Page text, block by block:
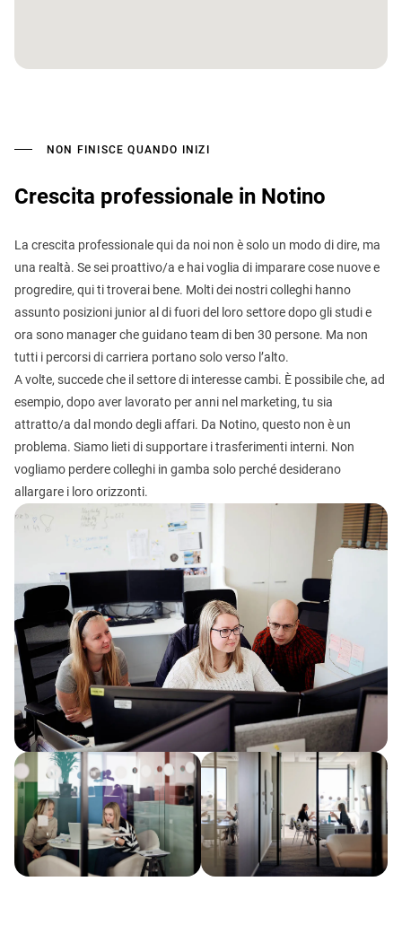
NON FINISCE QUANDO INIZI
Crescita professionale in Notino
La crescita professionale qui da noi non è solo un modo di dire, ma
una realtà. Se sei proattivo/a e hai voglia di imparare cose nuove e
progredire, qui ti troverai bene. Molti dei nostri colleghi hanno
assunto posizioni junior al di fuori del loro settore dopo gli studi e
ora sono manager che guidano team di ben 30 persone. Ma non
tutti i percorsi di carriera portano solo verso l’alto.
A volte, succede che il settore di interesse cambi. È possibile che, ad
esempio, dopo aver lavorato per anni nel marketing, tu sia
attratto/a dal mondo degli affari. Da Notino, questo non è un
problema. Siamo lieti di supportare i trasferimenti interni. Non
vogliamo perdere colleghi in gamba solo perché desiderano
allargare i loro orizzonti.